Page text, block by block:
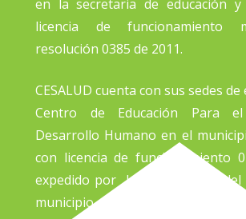
en la secretaria de educación y
licencia de funcionamiento
resolución 0385 de 2011.
CESALUD cuenta con sus sedes
Centro de Educación Para
Desarrollo Humano en el
con licencia de funcionamiento
expedido por la Gobernación del
municipio de Pitalito bajo la